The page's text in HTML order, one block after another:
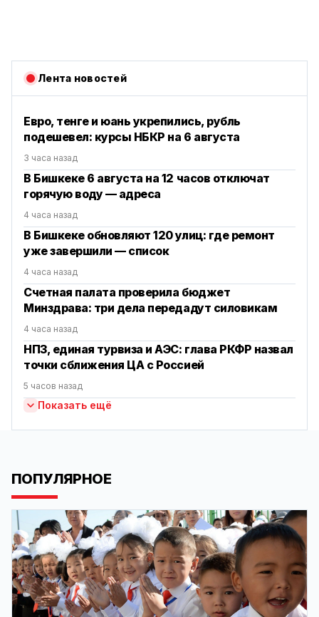
Лента новостей
Евро, тенге и юань укрепились, рубль
подешевел: курсы НБКР на 6 августа
3 часа назад
В Бишкеке 6 августа на 12 часов отключат
горячую воду — адреса
4 часа назад
В Бишкеке обновляют 120 улиц: где ремонт
уже завершили — список
4 часа назад
Счетная палата проверила бюджет
Минздрава: три дела передадут силовикам
4 часа назад
НПЗ, единая турвиза и АЭС: глава РКФР назвал
точки сближения ЦА с Россией
5 часов назад
Показать ещё
ПОПУЛЯРНОЕ